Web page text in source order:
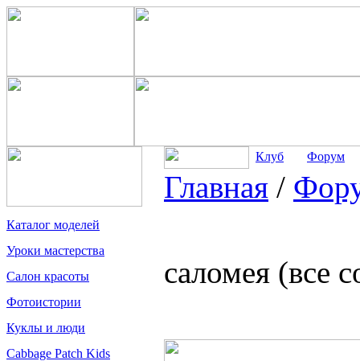
Каталог моделей
Уроки мастерства
Салон красоты
Фотоистории
Куклы и люди
Cabbage Patch Kids
Клуб Форум
Главная /
саломея (все